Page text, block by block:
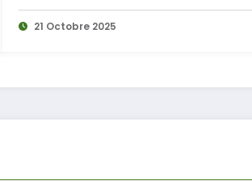
21 Octobre 2025